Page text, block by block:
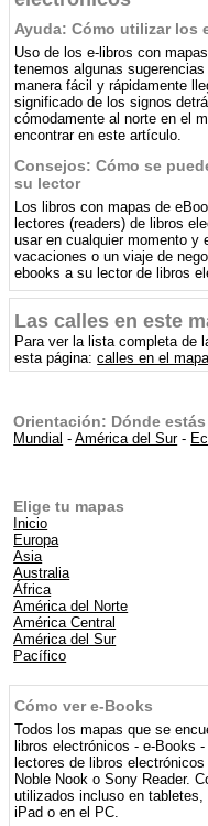
Ayuda: Cómo utilizar los
Uso de los e-libros con
tenemos algunas
manera fácil y rápidamente
significado de los signos
cómodamente al norte en el
encontrar en este artículo.
Consejos: Cómo se
su lector
Los libros con mapas de
lectores (readers) de libros
usar en cualquier momento y
vacaciones o un viaje de
ebooks a su lector de libros
Las calles en este
Para ver la lista completa de
esta página:calles en el
Orientación: Dónde estás
Mundial -América del Sur-
Elige tu mapas
Inicio
Europa
Asia
Australia
África
América del Norte
América Central
América del Sur
Pacífico
Cómo ver e-Books
Todos los mapas que se
libros electrónicos - e-Books
lectores de libros
Noble Nook o Sony Reader.
utilizados incluso en
iPad o en el PC.